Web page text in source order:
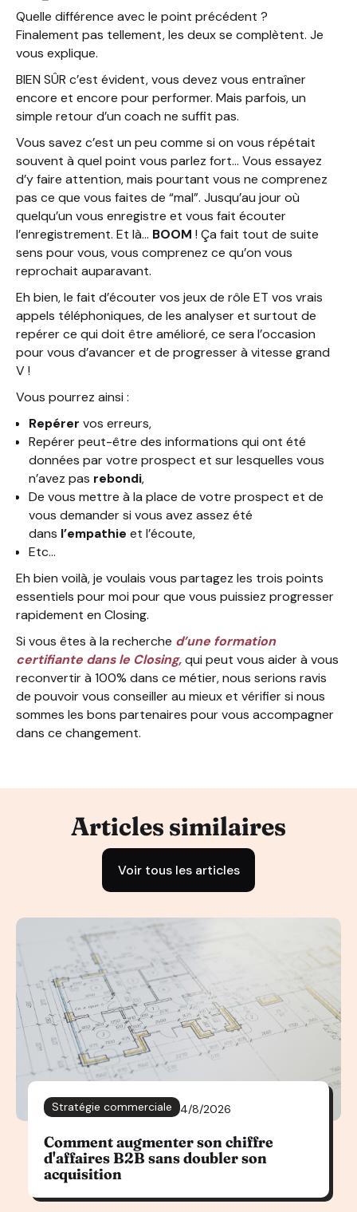
Quelle différence avec le point précédent ?
Finalement pas tellement, les deux se complètent. Je
vous explique.
BIEN SÛR c’est évident, vous devez vous entraîner
encore et encore pour performer. Mais parfois, un
simple retour d’un coach ne suffit pas.
Vous savez c’est un peu comme si on vous répétait
souvent à quel point vous parlez fort… Vous essayez
d’y faire attention, mais pourtant vous ne comprenez
pas ce que vous faites de “mal”. Jusqu’au jour où
quelqu’un vous enregistre et vous fait écouter
l’enregistrement. Et là… BOOM ! Ça fait tout de suite
sens pour vous, vous comprenez ce qu’on vous
reprochait auparavant.
Eh bien, le fait d’écouter vos jeux de rôle ET vos vrais
appels téléphoniques, de les analyser et surtout de
repérer ce qui doit être amélioré, ce sera l’occasion
pour vous d’avancer et de progresser à vitesse grand
V !
Vous pourrez ainsi :
Repérer vos erreurs,
Repérer peut-être des informations qui ont été
données par votre prospect et sur lesquelles vous
n’avez pas rebondi,
De vous mettre à la place de votre prospect et de
vous demander si vous avez assez été
dans l’empathie et l’écoute,
Etc…
Eh bien voilà, je voulais vous partagez les trois points
essentiels pour moi pour que vous puissiez progresser
rapidement en Closing.
Si vous êtes à la recherche d’une formation
certifiante dans le Closing,qui peut vous aider à vous
reconvertir à 100% dans ce métier, nous serions ravis
de pouvoir vous conseiller au mieux et vérifier si nous
sommes les bons partenaires pour vous accompagner
dans ce changement.
Articles similaires
Voir tous les articles
Stratégie commerciale 4/8/2026
Comment augmenter son chiffre
d'affaires B2B sans doubler son
acquisition